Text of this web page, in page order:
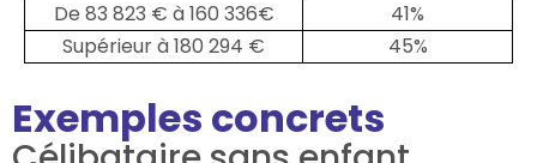
De 83 823 € à 160 336€
41%
Supérieur à 180 294 €
45%
Exemples concrets